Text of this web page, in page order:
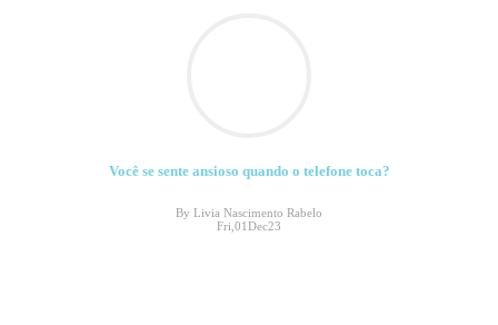
Você se sente ansioso quando o telefone toca?
By Livia Nascimento Rabelo
Fri,01Dec23